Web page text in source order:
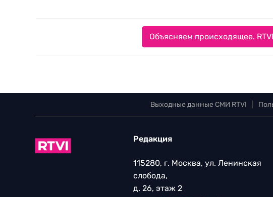
Объясняем происходящее.
Выходные данные СМИ RTVI
Редакция
115280, г. Москва, ул. Ленинская
слобода,
д. 26, этаж 2